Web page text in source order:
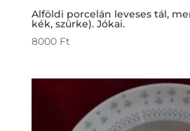
Alföldi porcelán leveses tál,
kék, szürke). Jókai.
8000 Ft